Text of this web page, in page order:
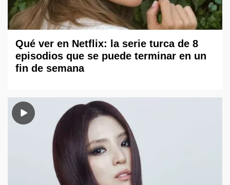
Qué ver en Netflix: la serie turca de 8
episodios que se puede terminar en un
fin de semana